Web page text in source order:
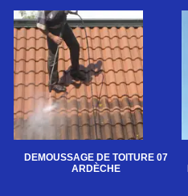
DEMOUSSAGE DE TOITURE 07
ARDÈCHE